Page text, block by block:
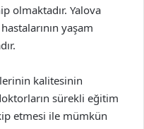
olmaktadır. Yalova
yaşam
kalitesinin
sürekli eğitim
etmesi ile mümkün